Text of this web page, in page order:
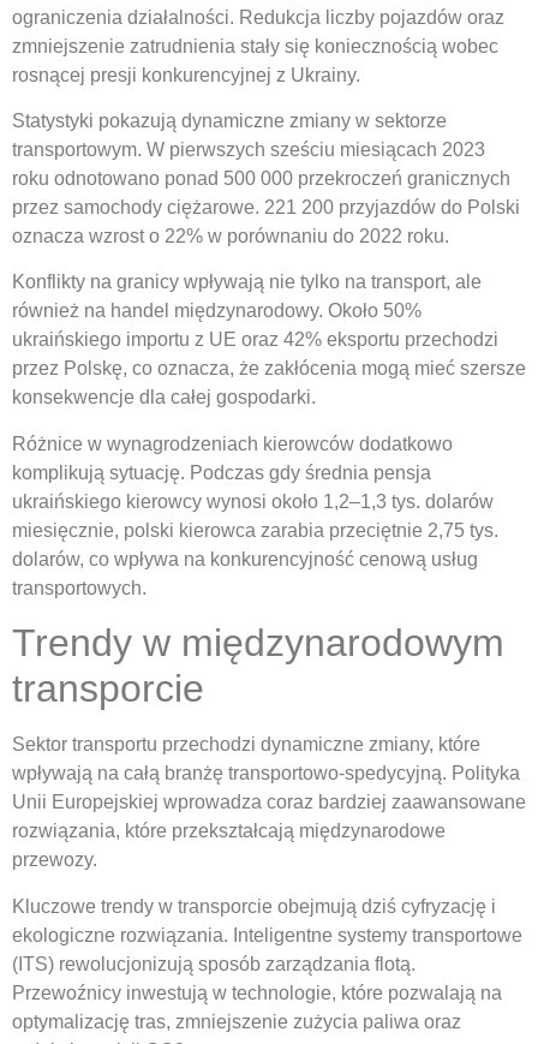
ograniczenia działalności. Redukcja liczby pojazdów oraz
zmniejszenie zatrudnienia stały się koniecznością wobec
rosnącej presji konkurencyjnej z Ukrainy.
Statystyki pokazują dynamiczne zmiany w sektorze
transportowym. W pierwszych sześciu miesiącach 2023
roku odnotowano ponad 500 000 przekroczeń granicznych
przez samochody ciężarowe. 221 200 przyjazdów do Polski
oznacza wzrost o 22% w porównaniu do 2022 roku.
Konflikty na granicy wpływają nie tylko na transport, ale
również na handel międzynarodowy. Około 50%
ukraińskiego importu z UE oraz 42% eksportu przechodzi
przez Polskę, co oznacza, że zakłócenia mogą mieć szersze
konsekwencje dla całej gospodarki.
Różnice w wynagrodzeniach kierowców dodatkowo
komplikują sytuację. Podczas gdy średnia pensja
ukraińskiego kierowcy wynosi około 1,2–1,3 tys. dolarów
miesięcznie, polski kierowca zarabia przeciętnie 2,75 tys.
dolarów, co wpływa na konkurencyjność cenową usług
transportowych.
Trendy w międzynarodowym
transporcie
Sektor transportu przechodzi dynamiczne zmiany, które
wpływają na całą branżę transportowo-spedycyjną. Polityka
Unii Europejskiej wprowadza coraz bardziej zaawansowane
rozwiązania, które przekształcają międzynarodowe
przewozy.
Kluczowe trendy w transporcie obejmują dziś cyfryzację i
ekologiczne rozwiązania. Inteligentne systemy transportowe
(ITS) rewolucjonizują sposób zarządzania flotą.
Przewoźnicy inwestują w technologie, które pozwalają na
optymalizację tras, zmniejszenie zużycia paliwa oraz